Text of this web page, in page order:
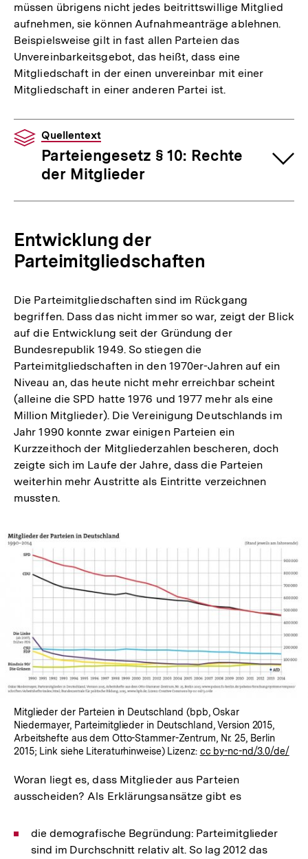
müssen übrigens nicht jedes beitrittswillige Mitglied
aufnehmen, sie können Aufnahmeanträge ablehnen.
Beispielsweise gilt in fast allen Parteien das
Unvereinbarkeitsgebot, das heißt, dass eine
Mitgliedschaft in der einen unvereinbar mit einer
Mitgliedschaft in einer anderen Partei ist.
Quellentext
Parteiengesetz § 10: Rechte
der Mitglieder
Entwicklung der
Parteimitgliedschaften
Die Parteimitgliedschaften sind im Rückgang
begriffen. Dass das nicht immer so war, zeigt der Blick
auf die Entwicklung seit der Gründung der
Bundesrepublik 1949. So stiegen die
Parteimitgliedschaften in den 1970er-Jahren auf ein
Niveau an, das heute nicht mehr erreichbar scheint
(alleine die SPD hatte 1976 und 1977 mehr als eine
Million Mitglieder). Die Vereinigung Deutschlands im
Jahr 1990 konnte zwar einigen Parteien ein
Kurzzeithoch der Mitgliederzahlen bescheren, doch
zeigte sich im Laufe der Jahre, dass die Parteien
weiterhin mehr Austritte als Eintritte verzeichnen
mussten.
Mitglieder der Parteien in Deutschland (bpb, Oskar
Niedermayer, Parteimitglieder in Deutschland, Version 2015,
Arbeitshefte aus dem Otto-Stammer-Zentrum, Nr. 25, Berlin
2015; Link siehe Literaturhinweise) Lizenz: cc by-nc-nd/3.0/de/
Woran liegt es, dass Mitglieder aus Parteien
ausscheiden? Als Erklärungsansätze gibt es
die demografische Begründung: Parteimitglieder
sind im Durchschnitt relativ alt. So lag 2012 das